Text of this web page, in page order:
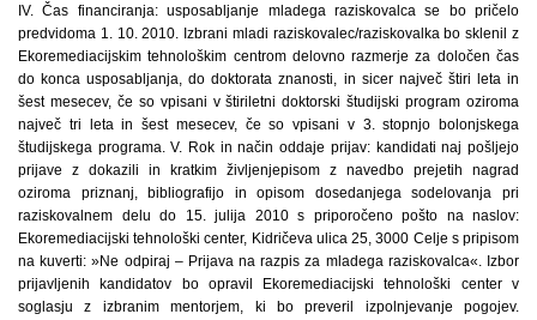
IV. Čas financiranja: usposabljanje mladega raziskovalca se bo pričelo
predvidoma 1. 10. 2010. Izbrani mladi raziskovalec/raziskovalka bo sklenil z
Ekoremediacijskim tehnološkim centrom delovno razmerje za določen čas
do konca usposabljanja, do doktorata znanosti, in sicer največ štiri leta in
šest mesecev, če so vpisani v štiriletni doktorski študijski program oziroma
največ tri leta in šest mesecev, če so vpisani v 3. stopnjo bolonjskega
študijskega programa. V. Rok in način oddaje prijav: kandidati naj pošljejo
prijave z dokazili in kratkim življenjepisom z navedbo prejetih nagrad
oziroma priznanj, bibliografijo in opisom dosedanjega sodelovanja pri
raziskovalnem delu do 15. julija 2010 s priporočeno pošto na naslov:
Ekoremediacijski tehnološki center, Kidričeva ulica 25, 3000 Celje s pripisom
na kuverti: »Ne odpiraj – Prijava na razpis za mladega raziskovalca«. Izbor
prijavljenih kandidatov bo opravil Ekoremediacijski tehnološki center v
soglasju z izbranim mentorjem, ki bo preveril izpolnjevanje pogojev.